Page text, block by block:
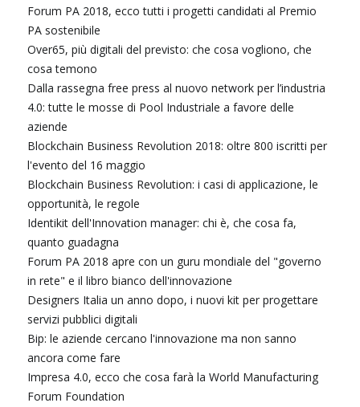
Forum PA 2018, ecco tutti i progetti candidati al Premio
PA sostenibile
Over65, più digitali del previsto: che cosa vogliono, che
cosa temono
Dalla rassegna free press al nuovo network per l’industria
4.0: tutte le mosse di Pool Industriale a favore delle
aziende
Blockchain Business Revolution 2018: oltre 800 iscritti per
l'evento del 16 maggio
Blockchain Business Revolution: i casi di applicazione, le
opportunità, le regole
Identikit dell'Innovation manager: chi è, che cosa fa,
quanto guadagna
Forum PA 2018 apre con un guru mondiale del "governo
in rete" e il libro bianco dell'innovazione
Designers Italia un anno dopo, i nuovi kit per progettare
servizi pubblici digitali
Bip: le aziende cercano l'innovazione ma non sanno
ancora come fare
Impresa 4.0, ecco che cosa farà la World Manufacturing
Forum Foundation